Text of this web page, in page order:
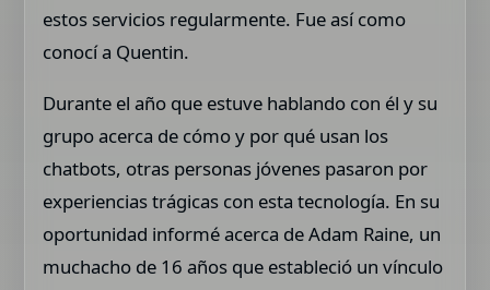
estos servicios regularmente. Fue así como
conocí a Quentin.
Durante el año que estuve hablando con él y su
grupo acerca de cómo y por qué usan los
chatbots, otras personas jóvenes pasaron por
experiencias trágicas con esta tecnología. En su
oportunidad informé acerca de Adam Raine, un
muchacho de 16 años que estableció un vínculo